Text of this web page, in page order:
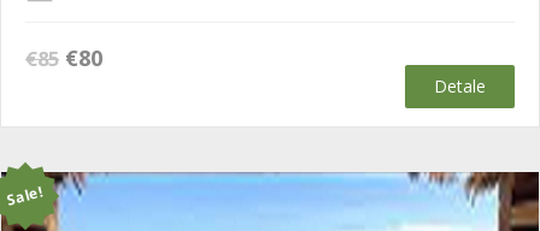
€85 Původní
€85.
€80Aktuální
€80.
Detale
Sale!